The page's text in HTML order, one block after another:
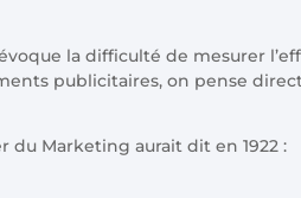
la difficulté de mesurer
publicitaires, on pense
du Marketing aurait dit en 1922 :